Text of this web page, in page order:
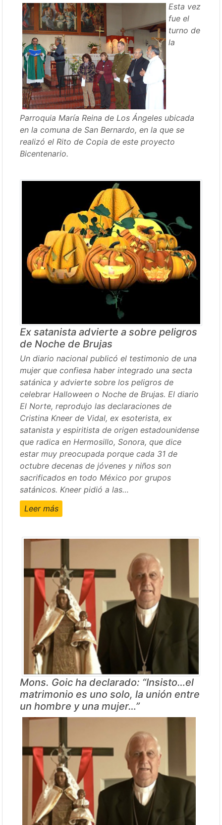
Esta vez
fue el
turno de
la
Parroquia María Reina de Los Ángeles ubicada
en la comuna de San Bernardo, en la que se
realizó el Rito de Copia de este proyecto
Bicentenario.
Ex satanista advierte a sobre peligros
de Noche de Brujas
Un diario nacional publicó el testimonio de una
mujer que confiesa haber integrado una secta
satánica y advierte sobre los peligros de
celebrar Halloween o Noche de Brujas. El diario
El Norte, reprodujo las declaraciones de
Cristina Kneer de Vidal, ex esoterista, ex
satanista y espiritista de origen estadounidense
que radica en Hermosillo, Sonora, que dice
estar muy preocupada porque cada 31 de
octubre decenas de jóvenes y niños son
sacrificados en todo México por grupos
satánicos. Kneer pidió a las…
Leer más
Mons. Goic ha declarado: “Insisto…el
matrimonio es uno solo, la unión entre
un hombre y una mujer…”